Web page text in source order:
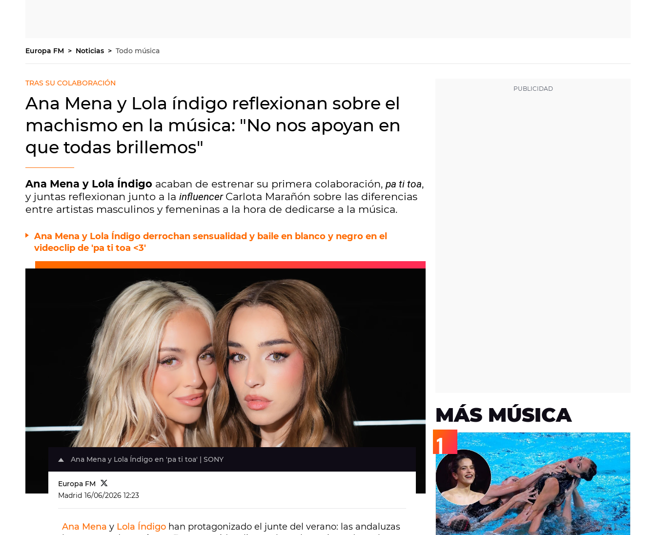
Europa FM Noticias Todo música
TRAS SU COLABORACIÓN
Ana Mena y Lola índigo reflexionan sobre el
machismo en la música: "No nos apoyan en
que todas brillemos"
Ana Mena y Lola Índigo acaban de estrenar su primera colaboración, pa ti toa,
y juntas reflexionan junto a la influencer Carlota Marañón sobre las diferencias
entre artistas masculinos y femeninas a la hora de dedicarse a la música.
Ana Mena y Lola Índigo derrochan sensualidad y baile en blanco y negro en el
videoclip de 'pa ti toa <3'
Ana Mena y Lola Índigo en 'pa ti toa' | SONY
Europa FM
Madrid 16/06/2026 12:23
Ana Mena y Lola Índigo han protagonizado el junte del verano: las andaluzas
MÁS MÚSICA